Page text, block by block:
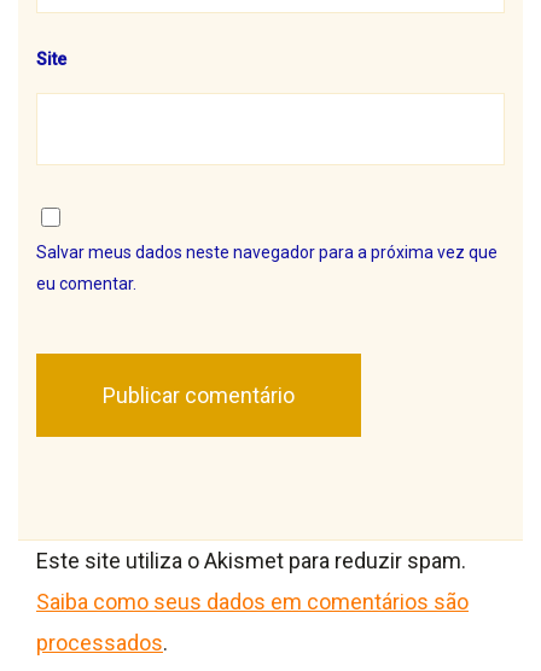
Site
Salvar meus dados neste navegador para a próxima vez que
eu comentar.
Este site utiliza o Akismet para reduzir spam.
Saiba como seus dados em comentários são
processados.